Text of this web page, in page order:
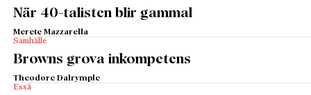
När 40-talisten blir gammal
Merete Mazzarella
Samhälle
Browns grova inkompetens
Theodore Dalrymple
Essä